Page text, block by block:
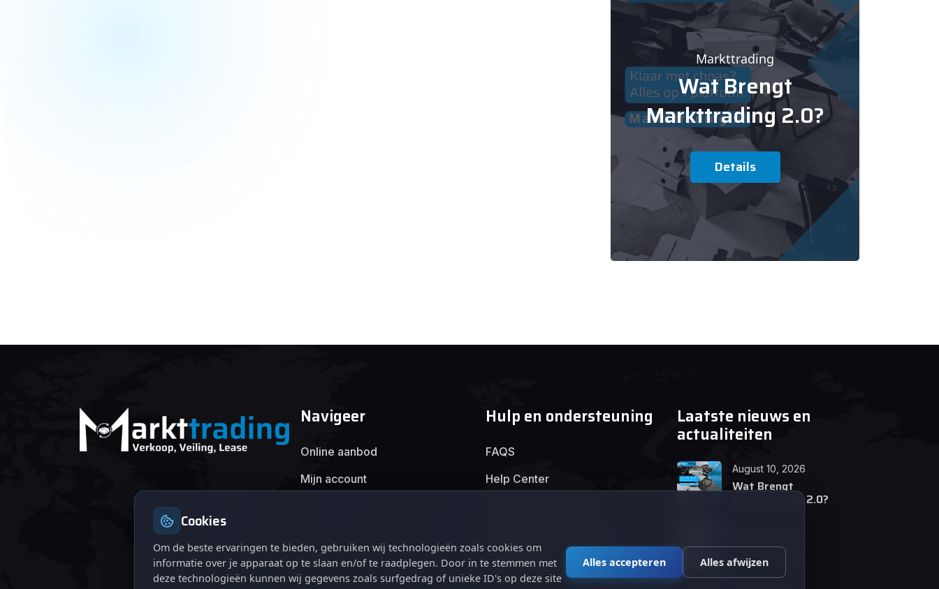
Markttrading
Wat Brengt
Markttrading 2.0?
Details
Navigeer
Online aanbod
Mijn account
Hulp en ondersteuning
FAQS
Help Center
Privacybeleid
Laatste nieuws en
actualiteiten
August 10, 2026
Wat Brengt
Markttrading 2.0?
Tips en Tricks
Cookies
Om de beste ervaringen te bieden, gebruiken wij technologieën zoals cookies om
informatie over je apparaat op te slaan en/of te raadplegen. Door in te stemmen met
deze technologieën kunnen wij gegevens zoals surfgedrag of unieke ID's op deze site
Alles accepteren Alles afwijzen